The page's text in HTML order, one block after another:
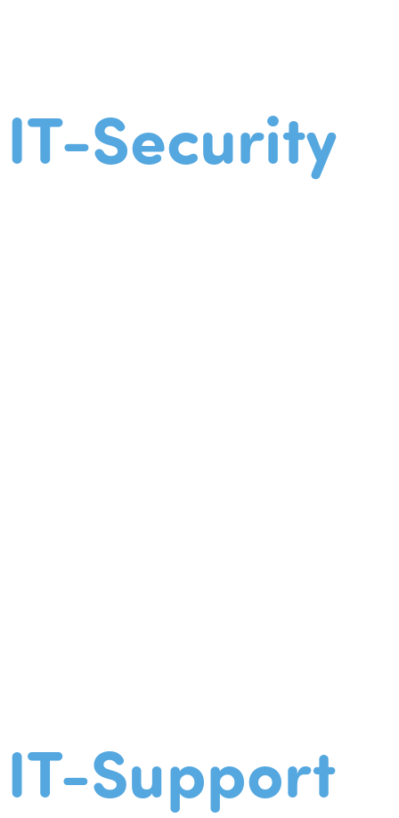
IT-Security
IT-Support